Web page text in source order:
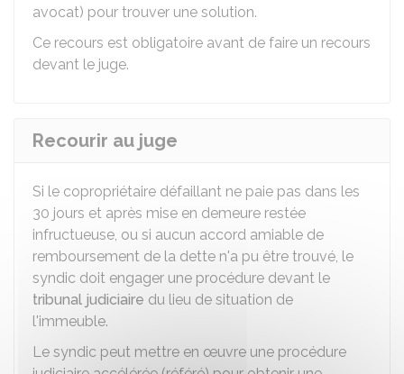
avocat) pour trouver une solution.
Ce recours est obligatoire avant de faire un recours
devant le juge.
Recourir au juge
Si le copropriétaire défaillant ne paie pas dans les
30 jours et après mise en demeure restée
infructueuse, ou si aucun accord amiable de
remboursement de la dette n'a pu être trouvé, le
syndic doit engager une procédure devant le
tribunal judiciaire du lieu de situation de
l'immeuble.
Le syndic peut mettre en œuvre une procédure